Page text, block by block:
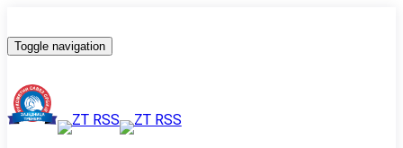
Toggle navigation